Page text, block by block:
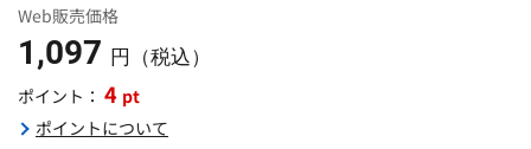
Web販売価格
1,097 円（税込）
ポイント： 4 pt
ポイントについて